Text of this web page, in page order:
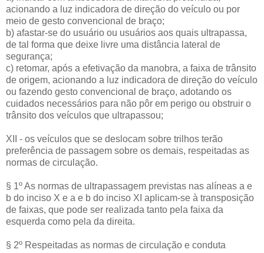
acionando a luz indicadora de direção do veículo ou por
meio de gesto convencional de braço;
b) afastar-se do usuário ou usuários aos quais ultrapassa,
de tal forma que deixe livre uma distância lateral de
segurança;
c) retomar, após a efetivação da manobra, a faixa de trânsito
de origem, acionando a luz indicadora de direção do veículo
ou fazendo gesto convencional de braço, adotando os
cuidados necessários para não pôr em perigo ou obstruir o
trânsito dos veículos que ultrapassou;
XII - os veículos que se deslocam sobre trilhos terão
preferência de passagem sobre os demais, respeitadas as
normas de circulação.
§ 1º As normas de ultrapassagem previstas nas alíneas a e
b do inciso X e a e b do inciso XI aplicam-se à transposição
de faixas, que pode ser realizada tanto pela faixa da
esquerda como pela da direita.
§ 2º Respeitadas as normas de circulação e conduta